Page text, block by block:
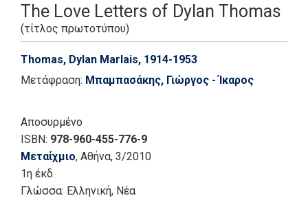
The Love Letters of Dylan Thomas
(τίτλος πρωτοτύπου)
Thomas, Dylan Marlais, 1914-1953
Μετάφραση: Μπαμπασάκης, Γιώργος - Ίκαρος
Αποσυρμένο
ISBN: 978-960-455-776-9
Μεταίχμιο, Αθήνα, 3/2010
1η έκδ.
Γλώσσα: Ελληνική, Νέα